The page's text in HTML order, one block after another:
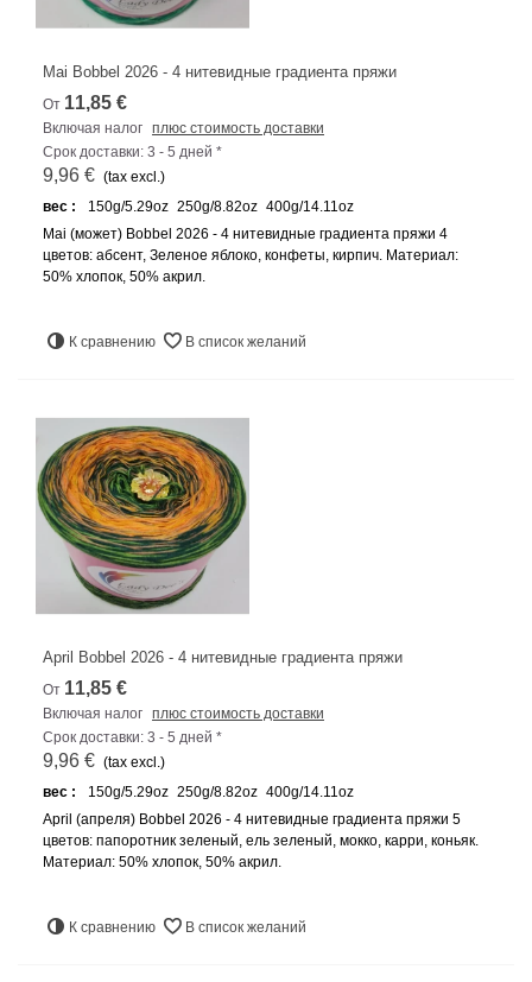
Mai Bobbel 2026 - 4 нитевидные градиента пряжи
От 11,85 €
Включая налог плюс стоимость доставки
Срок доставки: 3 - 5 дней *
9,96 € (tax excl.)
вес :
150g/5.29oz 250g/8.82oz 400g/14.11oz
Mai (может) Bobbel 2026 - 4 нитевидные градиента пряжи 4
цветов: абсент, Зеленое яблоко, конфеты, кирпич. Материал:
50% хлопок, 50% акрил.
К сравнению В список желаний
April Bobbel 2026 - 4 нитевидные градиента пряжи
От 11,85 €
Включая налог плюс стоимость доставки
Срок доставки: 3 - 5 дней *
9,96 € (tax excl.)
вес :
150g/5.29oz 250g/8.82oz 400g/14.11oz
April (апреля) Bobbel 2026 - 4 нитевидные градиента пряжи 5
цветов: папоротник зеленый, ель зеленый, мокко, карри, коньяк.
Материал: 50% хлопок, 50% акрил.
К сравнению В список желаний